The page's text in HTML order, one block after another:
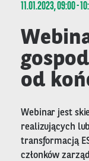
11.01.2023, 09:00 -
od
Webinar jest
realizujących
transformacją
członków